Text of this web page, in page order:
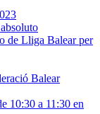
de Lliga Balear per
Balear
10:30 a 11:30 en